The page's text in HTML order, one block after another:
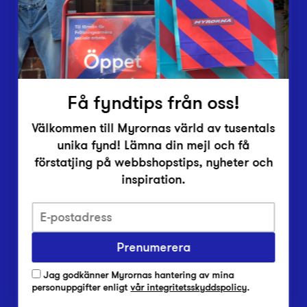
Inlämningsplatser
Om Myrorna
Lediga jobb
Pressrum
Integritetsskyddspolicy
Har du frågor om onlineköp, leverans eller retur?
Har du frågor om vår verksamhet?
Vanliga frågor om Myrorna
Få fyndtips från oss!
Välkommen till Myrornas värld av tusentals
unika fynd! Lämna din mejl och få
förstatjing på webbshopstips, nyheter och
inspiration.
Prenumerera
Jag godkänner Myrornas hantering av mina
personuppgifter enligtvår integritetsskyddspolicy.